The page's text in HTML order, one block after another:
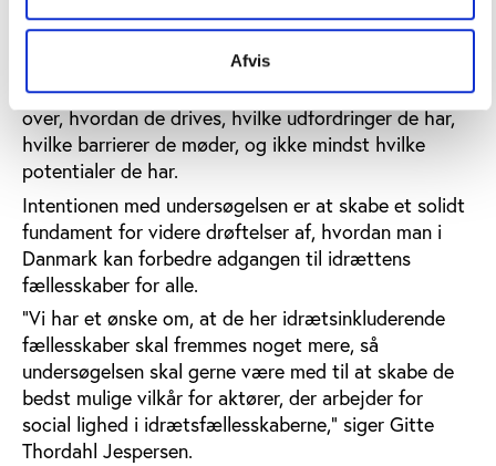
Afvis
den foreningsdannede idræt,” fortsætter hun.
Det er disse aktører, som den nye undersøgelse
kommer til at have fokus på for at skabe et overblik
over, hvordan de drives, hvilke udfordringer de har,
hvilke barrierer de møder, og ikke mindst hvilke
potentialer de har.
Intentionen med undersøgelsen er at skabe et solidt
fundament for videre drøftelser af, hvordan man i
Danmark kan forbedre adgangen til idrættens
fællesskaber for alle.
”Vi har et ønske om, at de her idrætsinkluderende
fællesskaber skal fremmes noget mere, så
undersøgelsen skal gerne være med til at skabe de
bedst mulige vilkår for aktører, der arbejder for
social lighed i idrætsfællesskaberne,” siger Gitte
Thordahl Jespersen.